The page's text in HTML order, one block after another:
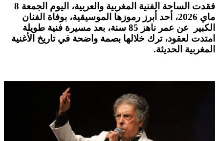
فقدت الساحة الفنية المغربية والعربية، اليوم الجمعة 8
ماي 2026، أحد أبرز رموزها الموسيقية، بوفاة الفنان
الكبير عن عمر ناهز 85 سنة، بعد مسيرة فنية طويلة
امتدت لعقود، ترك خلالها بصمة واضحة في تاريخ الأغنية
المغربية الحديثة.